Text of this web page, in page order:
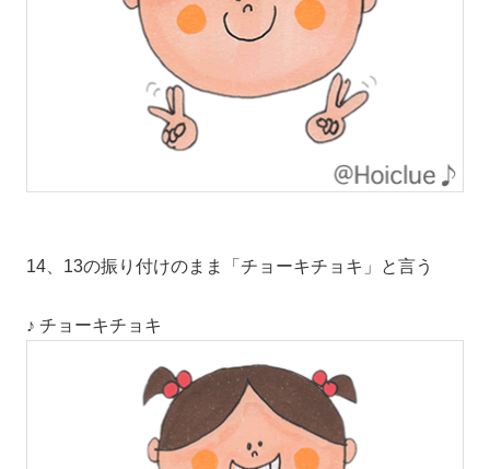
14、13の振り付けのまま「チョーキチョキ」と言う
♪ チョーキチョキ